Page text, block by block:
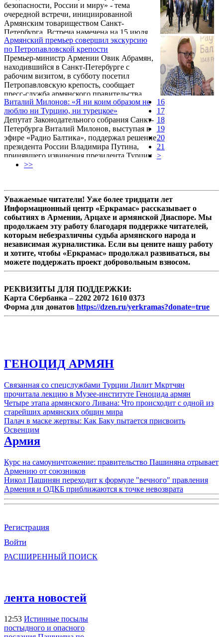
бомбардировщика в Сирии. Об этом ИА
REGNUM сообщили организаторы акции,
которая пройдет в 19:00 в среду в
Московском парке Победы у памятника
маршалу Георгию Жукову.
безопасности, России и миру» - тема
очередной встречи, инициированной
Армянским товариществом Санкт-
Петербурга. Встреча намечена на 15 июля.
Армянский премьер совершил экскурсию
по Петропавловской крепости
Премьер-министр Армении Овик Абрамян,
находившийся в Санкт-Петербурге с
рабочим визитом, в субботу посетил
Петропавловскую крепость, сообщает
пресс-служба армянского правительства.
Абрамяна сопровождал министр транспорта
РФ, сопредседатель совместной армяно-
российской межправительственной
комиссии по экономическому
сотрудничеству Максим Соколов.
Виталий Милонов: «Я ни коим образом не
люблю ни Турцию, ни турецкое»
Депутат Законодательного собрания Санкт-
Петербурга Виталий Милонов, выступая в
эфире «Радио Балтика», поддержал решение
президента России Владимира Путина,
принявшего извинения президента Турции
Реджепа Эрдогана, назвав это «внешней
России «Еркрамас», на личное отношение
Милонова к Эрдогану и Турции это никак
не повлияло.
16
17
18
19
20
21
>
>>
Уважаемые читатели! Уже более тридцати лет
Информационный центр «Еркрамас» рассказывает о
событиях в Армении, Арцахе и армянской Диаспоре. Мы
продолжаем эту работу благодаря поддержке читателей,
которым небезразличны судьба армянского народа и
независимая журналистика. Если вы цените нашу работу
и хотите, чтобы «Еркрамас» продолжал развиваться, вы
можете поддержать проект добровольным взносом.
РЕКВИЗИТЫ ДЛЯ ПОДДЕРЖКИ:
Карта Сбербанка – 2202 2072 1610 0373
Форма для донатов https://dzen.ru/yerkramas?donate=true
ГЕНОЦИД АРМЯН
Связанная со спецслужбами Турции Лилит Мкртчян
прочитала лекцию в Музее-институте Геноцида армян
Четыре этапа армянского Ливана: Что происходит с одной из
старейших армянских общин мира
Палач в маске жертвы: Как Баку пытается присвоить
Освенцим
Армия
Курс на самоуничтожение: правительство Пашиняна отрывает
Армению от союзников
Никол Пашинян переходит к формуле "вечного" правления
Армения и ОДКБ приближаются к точке невозврата
Регистрация
Войти
РАСШИРЕННЫЙ ПОИСК
лента новостей
12:53 Истинные посылы
постыдного и опасного